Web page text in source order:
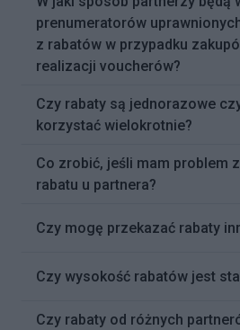
prenumeratorów
z rabatów w przypadku
realizacji voucherów?
Czy rabaty są jednorazowe
korzystać wielokrotnie?
Co zrobić, jeśli mam problem
rabatu u partnera?
Czy mogę przekazać rabaty
Czy wysokość rabatów jest
Czy rabaty od różnych